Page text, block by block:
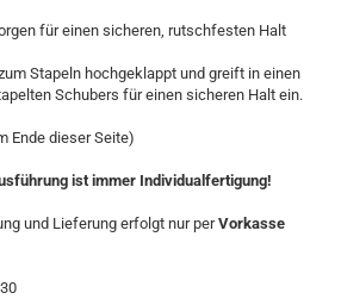
für einen sicheren, rutschfesten Halt
Stapeln hochgeklappt und greift in einen
Schubers für einen sicheren Halt ein.
Ende dieser Seite)
ist immer Individualfertigung!
und Lieferung erfolgt nur perVorkasse